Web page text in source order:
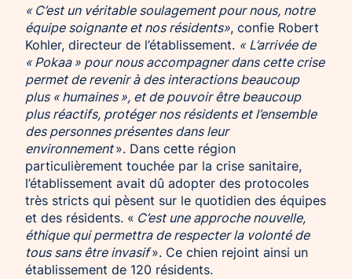
« C’est un véritable soulagement pour nous, notre
équipe soignante et nos résidents», confie Robert
Kohler, directeur de l’établissement. « L’arrivée de
« Pokaa » pour nous accompagner dans cette crise
permet de revenir à des interactions beaucoup
plus « humaines », et de pouvoir être beaucoup
plus réactifs, protéger nos résidents et l’ensemble
des personnes présentes dans leur
environnement». Dans cette région
particulièrement touchée par la crise sanitaire,
l’établissement avait dû adopter des protocoles
très stricts qui pèsent sur le quotidien des équipes
et des résidents. « C’est une approche nouvelle,
éthique qui permettra de respecter la volonté de
tous sans être invasif». Ce chien rejoint ainsi un
établissement de 120 résidents.